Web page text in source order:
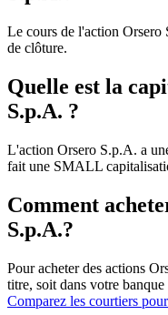
Le cours de l'action Orsero
de clôture.
Quelle est la
S.p.A. ?
L'action Orsero S.p.A. a
fait une SMALL
Comment
S.p.A.?
Pour acheter des actions
titre, soit dans votre
Comparez les courtiers